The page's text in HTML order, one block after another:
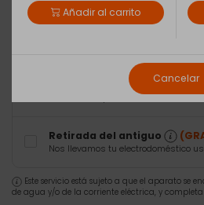
Recogida en tu tienda Expert
Consulta disponibilidad de la tienda
Retirada del antiguo
Nos llevamos tu electrodoméstico
Este servicio está sujeto a que el aparato se
de agua y/o de la corriente eléctrica, y
Añadir al carrito
Cancelar